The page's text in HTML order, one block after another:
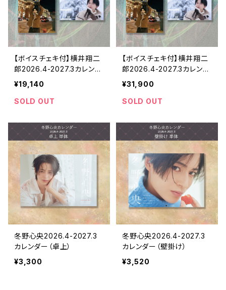
【ボイスチェキ付】横井翔二
郎2026.4-2027.3カレンダ
ー（壁掛け・卓上3セット）
¥19,140
SOLD OUT
【ボイスチェキ付】横井翔二
郎2026.4-2027.3カレンダ
ー（壁掛け・卓上5セット）
¥31,900
SOLD OUT
冬野心央2026.4-2027.3
カレンダー（卓上）
¥3,300
冬野心央2026.4-2027.3
カレンダー（壁掛け）
¥3,520